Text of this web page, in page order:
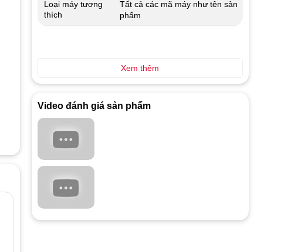
Loại máy tương
thích
Tất cả các mã máy như tên sản
phẩm
Xem thêm
Video đánh giá sản phẩm